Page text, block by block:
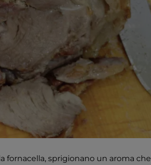
fornacella, sprigionano un aroma che